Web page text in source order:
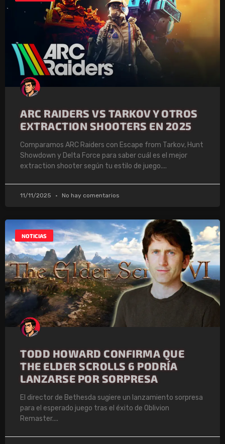
ARC RAIDERS VS TARKOV Y OTROS
EXTRACTION SHOOTERS EN 2025
Comparamos ARC Raiders con Escape from Tarkov, Hunt
Showdown y Delta Force para saber cuál es el mejor
extraction shooter según tu estilo de juego.
11/11/2025 No hay comentarios
NOTICIAS
TODD HOWARD CONFIRMA QUE
THE ELDER SCROLLS 6 PODRÍA
LANZARSE POR SORPRESA
El director de Bethesda sugiere un lanzamiento sorpresa
para el esperado juego tras el éxito de Oblivion
Remaster.